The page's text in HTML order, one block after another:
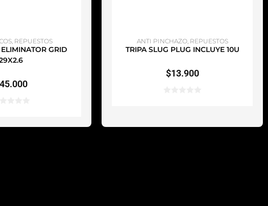
AL CARRITO
, REPUESTOS
GRID
AÑADIR AL CARRITO
ANTI PINCHAZO, REPUESTOS
TRIPA SLUG PLUG INCLUYE 10U
$13.900